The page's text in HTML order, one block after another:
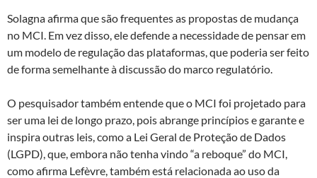
Solagna afirma que são frequentes as propostas de mudança
no MCI. Em vez disso, ele defende a necessidade de pensar em
um modelo de regulação das plataformas, que poderia ser feito
de forma semelhante à discussão do marco regulatório.
O pesquisador também entende que o MCI foi projetado para
ser uma lei de longo prazo, pois abrange princípios e garante e
inspira outras leis, como a Lei Geral de Proteção de Dados
(LGPD), que, embora não tenha vindo “a reboque” do MCI,
como afirma Lefèvre, também está relacionada ao uso da